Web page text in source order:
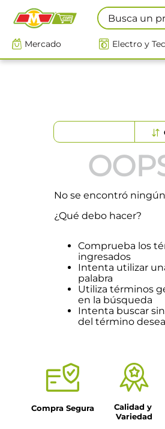
Busca un
Mercado Electro y
No se encontró
¿Qué debo hacer?
Comprueba los
ingresados
Intenta utilizar
palabra
Utiliza términos
en la búsqueda
Intenta buscar
del término
Compra Segura
Calidad y
Variedad